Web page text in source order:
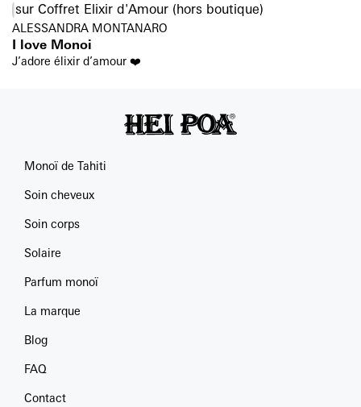
Coffret Elixir d'Amour
ALESSANDRA MONTANARO
I love Monoi
J’adore élixir d’amour ❤️
Monoï de Tahiti
Soin cheveux
Soin corps
Solaire
Parfum monoï
La marque
Blog
FAQ
Contact